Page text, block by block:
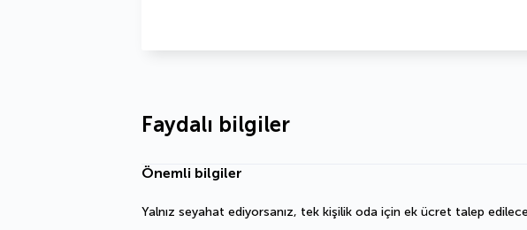
Faydalı bilgiler
Önemli bilgiler
Yalnız seyahat ediyorsanız, tek kişilik oda için ek ücret talep